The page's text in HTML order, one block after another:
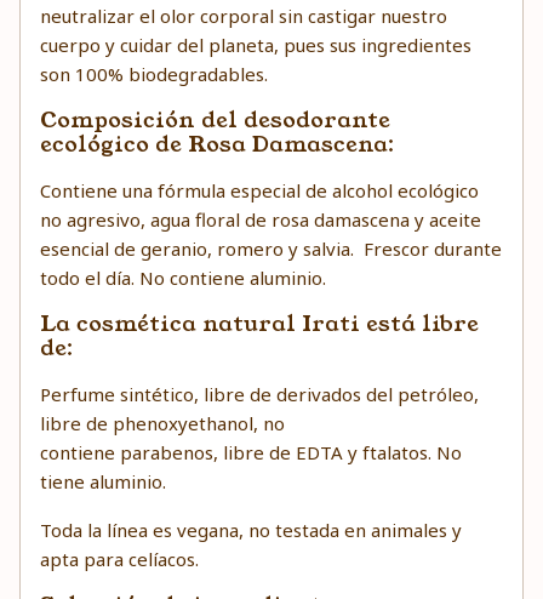
neutralizar el olor corporal sin castigar nuestro
cuerpo y cuidar del planeta, pues sus ingredientes
son 100% biodegradables.
Composición del desodorante
ecológico de Rosa Damascena:
Contiene una fórmula especial de alcohol ecológico
no agresivo, agua floral de rosa damascena y aceite
esencial de geranio, romero y salvia. Frescor durante
todo el día. No contiene aluminio.
La cosmética natural Irati está libre
de:
Perfume sintético, libre de derivados del petróleo,
libre de phenoxyethanol, no
contiene parabenos, libre de EDTA y ftalatos. No
tiene aluminio.
Toda la línea es vegana, no testada en animales y
apta para celíacos.